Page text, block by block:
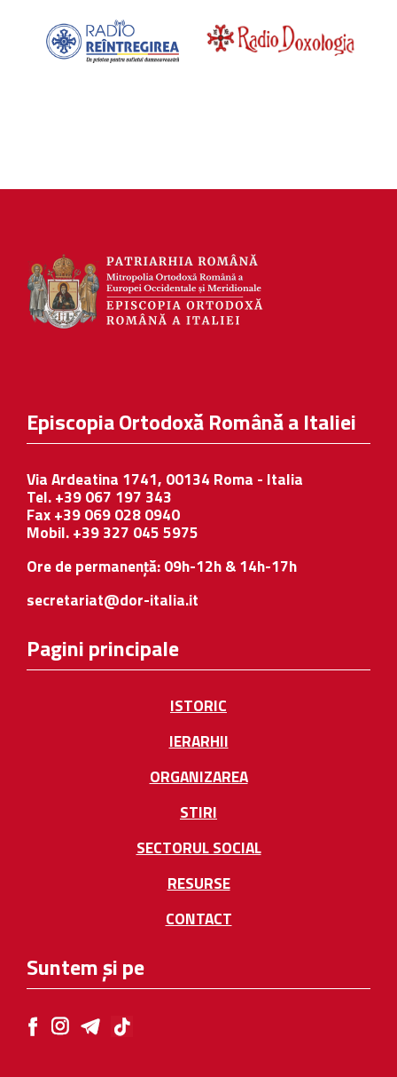
Episcopia Ortodoxă Română a Italiei
Via Ardeatina 1741, 00134 Roma - Italia
Tel. +39 067 197 343
Fax +39 069 028 0940
Mobil. +39 327 045 5975
Ore de permanență: 09h-12h & 14h-17h
secretariat@dor-italia.it
Pagini principale
ISTORIC
IERARHII
ORGANIZAREA
STIRI
SECTORUL SOCIAL
RESURSE
CONTACT
Suntem și pe